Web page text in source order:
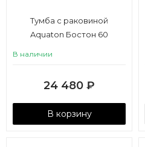
Тумба с раковиной
Aquaton Бостон 60
В наличии
24 480 ₽
В корзину